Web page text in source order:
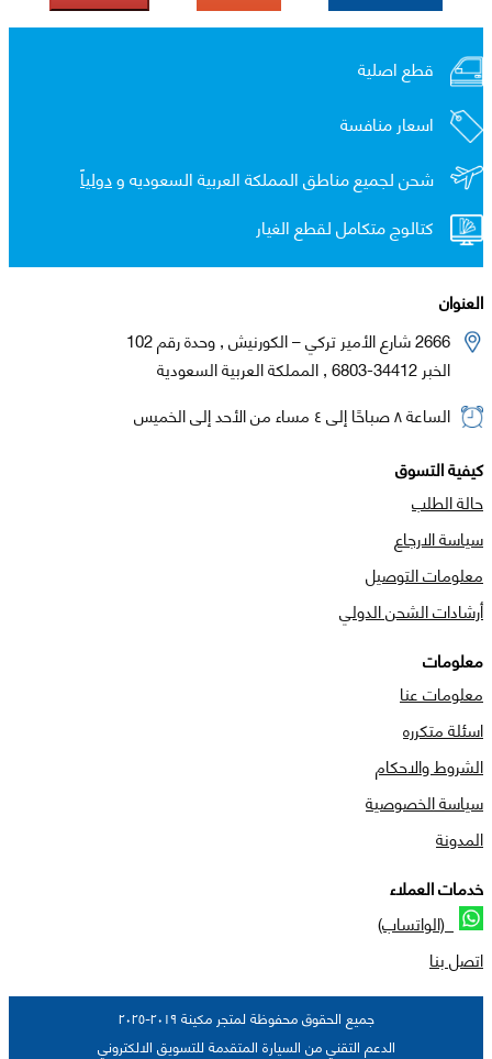
قطع اصلية
اسعار منافسة
شحن لجميع مناطق المملكة العربية السعوديه ودولياً
كتالوج متكامل لقطع الغيار
العنوان
2666 شارع الأمير تركي – الكورنيش , وحدة رقم 102
الخبر 34412-6803 , المملكة العربية السعودية
الساعة ٨ صباحًا إلى ٤ مساء من الأحد إلى الخميس
كيفية التسوق
حالة الطلب
سياسة الارجاع
معلومات التوصيل
أرشادات الشحن الدولي
معلومات
معلومات عنا
اسئلة متكرره
الشروط والاحكام
سياسة الخصوصية
المدونة
خدمات العملاء
(الواتساب)
اتصل بنا
جميع الحقوق محفوظة لمتجر مكينة ٢٠١٩-٢٠٢٥
الدعم التقني من السيارة المتقدمة للتسويق الالكتروني